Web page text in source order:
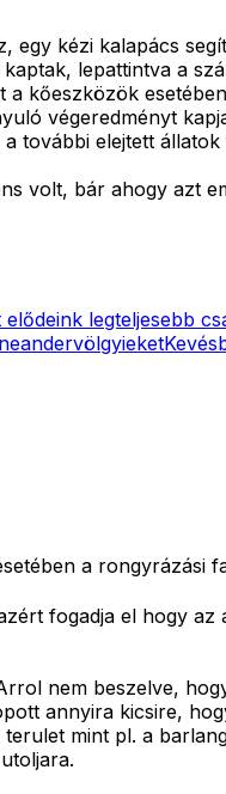
kézi kalapács
lepattintva a
kőeszközök
végeredményt
további elejtett
volt, bár ahogy azt
elődeink legteljesebb
a rongyrázási
fogadja el hogy
nem beszelve,
annyira kicsire,
mint pl. a